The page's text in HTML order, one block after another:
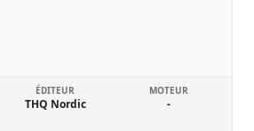
ÉDITEUR
THQ Nordic
MOTEUR
-